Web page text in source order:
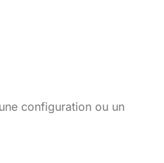
configuration ou un